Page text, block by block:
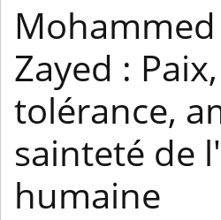
Zayed : Paix,
tolérance,
sainteté de
humaine